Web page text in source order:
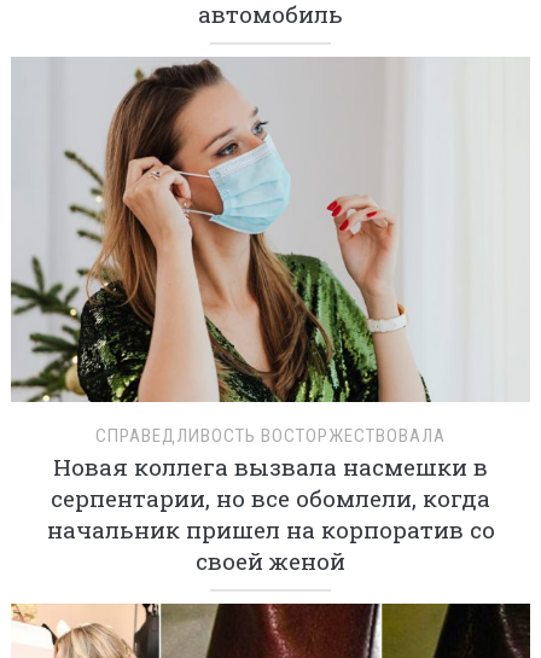
автомобиль
СПРАВЕДЛИВОСТЬ ВОСТОРЖЕСТВОВАЛА
Новая коллега вызвала насмешки в
серпентарии, но все обомлели, когда
начальник пришел на корпоратив со
своей женой